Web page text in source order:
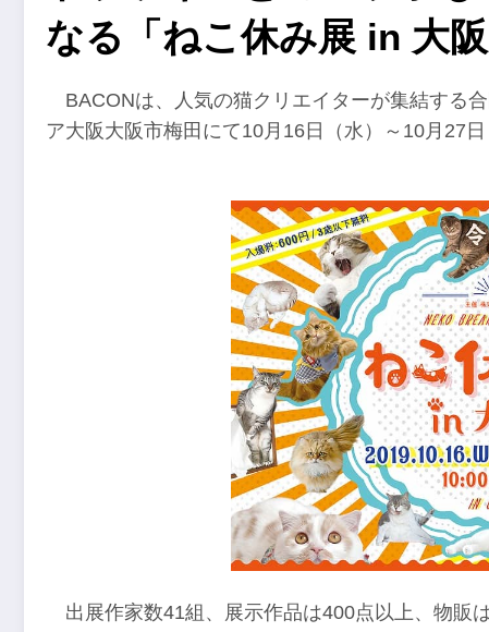
なる「ねこ休み展 in 大
BACONは、人気の猫クリエイターが集結する
ア大阪大阪市梅田にて10月16日（水）～10月27日
出展作家数41組、展示作品は400点以上、物販